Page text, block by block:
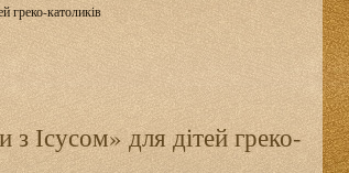
греко-католиків
з Ісусом» для дітей греко-